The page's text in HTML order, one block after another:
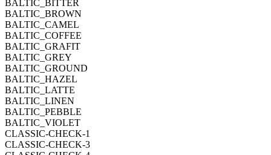
BALTIC_BITTER
BALTIC_BROWN
BALTIC_CAMEL
BALTIC_COFFEE
BALTIC_GRAFIT
BALTIC_GREY
BALTIC_GROUND
BALTIC_HAZEL
BALTIC_LATTE
BALTIC_LINEN
BALTIC_PEBBLE
BALTIC_VIOLET
CLASSIC-CHECK-1
CLASSIC-CHECK-3